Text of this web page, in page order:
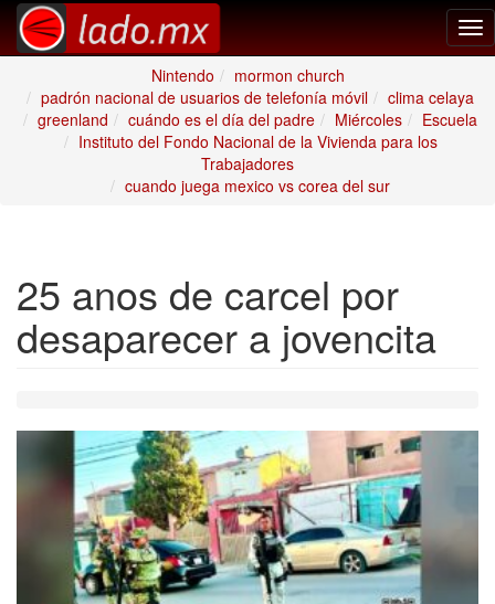
Nintendo
mormon church
padrón nacional de usuarios de telefonía móvil
clima celaya
greenland
cuándo es el día del padre Miércoles
Escuela
Instituto del Fondo Nacional de la Vivienda para los
Trabajadores
cuando juega mexico vs corea del sur
25 anos de carcel por
desaparecer a jovencita